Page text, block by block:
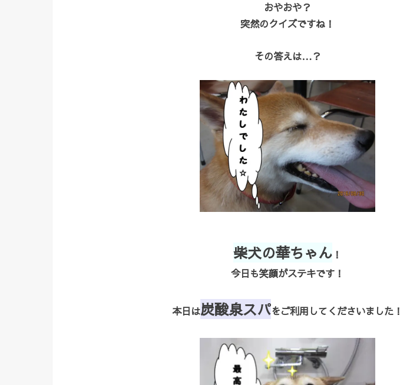
おやおや？
突然のクイズですね！
その答えは…？
柴犬の華ちゃん ！
今日も笑顔がステキです！
本日は炭酸泉スパをご利用してくださいました！